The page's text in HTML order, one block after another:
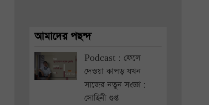
আমাদের পছন্দ
Podcast : ফেলে
দেওয়া কাপড় যখন
সাজের নতুন সংজ্ঞা :
সোহিনী গুপ্ত